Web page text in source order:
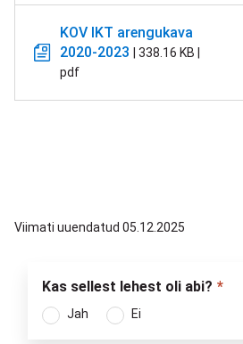
KOV IKT arengukava
2020-2023
| 338.16 KB |
pdf
Viimati uuendatud 05.12.2025
Kas sellest lehest oli abi?
Jah Ei